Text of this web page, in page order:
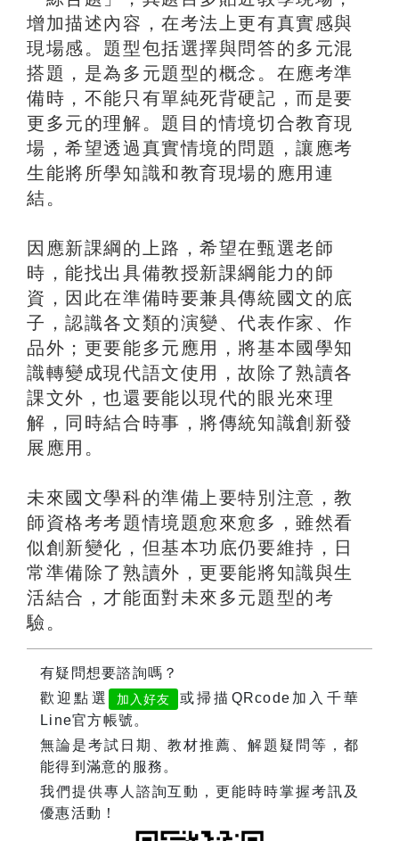
增加描述內容，在考法上更有真實感與
現場感。題型包括選擇與問答的多元混
搭題，是為多元題型的概念。在應考準
備時，不能只有單純死背硬記，而是要
更多元的理解。題目的情境切合教育現
場，希望透過真實情境的問題，讓應考
生能將所學知識和教育現場的應用連
結。
因應新課綱的上路，希望在甄選老師
時，能找出具備教授新課綱能力的師
資，因此在準備時要兼具傳統國文的底
子，認識各文類的演變、代表作家、作
品外；更要能多元應用，將基本國學知
識轉變成現代語文使用，故除了熟讀各
課文外，也還要能以現代的眼光來理
解，同時結合時事，將傳統知識創新發
展應用。
未來國文學科的準備上要特別注意，教
師資格考考題情境題愈來愈多，雖然看
似創新變化，但基本功底仍要維持，日
常準備除了熟讀外，更要能將知識與生
活結合，才能面對未來多元題型的考
驗。
有疑問想要諮詢嗎？
歡迎點選
加入好友
或掃描QRcode加入千華
Line官方帳號。
無論是考試日期、教材推薦、解題疑問等，都
能得到滿意的服務。
我們提供專人諮詢互動，更能時時掌握考訊及
優惠活動！